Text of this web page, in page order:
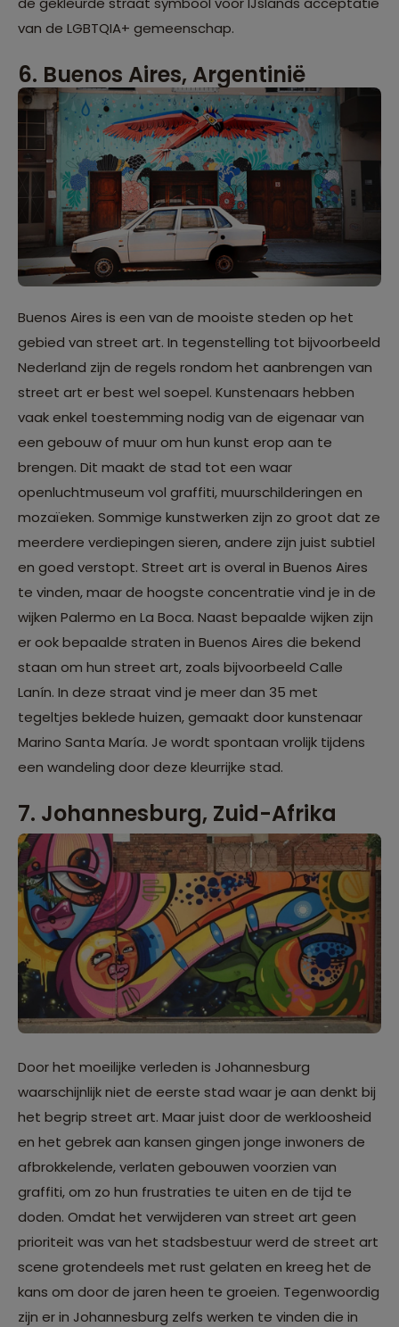
van de LGBTQIA+ gemeenschap.
6. Buenos Aires, Argentinië
Buenos Aires is een van de mooiste steden op het
gebied van street art. In tegenstelling tot bijvoorbeeld
Nederland zijn de regels rondom het aanbrengen van
street art er best wel soepel. Kunstenaars hebben
vaak enkel toestemming nodig van de eigenaar van
een gebouw of muur om hun kunst erop aan te
brengen. Dit maakt de stad tot een waar
openluchtmuseum vol graffiti, muurschilderingen en
mozaïeken. Sommige kunstwerken zijn zo groot dat ze
meerdere verdiepingen sieren, andere zijn juist subtiel
en goed verstopt. Street art is overal in Buenos Aires
te vinden, maar de hoogste concentratie vind je in de
wijken Palermo en La Boca. Naast bepaalde wijken zijn
er ook bepaalde straten in Buenos Aires die bekend
staan om hun street art, zoals bijvoorbeeld Calle
Lanín. In deze straat vind je meer dan 35 met
tegeltjes beklede huizen, gemaakt door kunstenaar
Marino Santa María. Je wordt spontaan vrolijk tijdens
een wandeling door deze kleurrijke stad.
7. Johannesburg, Zuid-Afrika
Door het moeilijke verleden is Johannesburg
waarschijnlijk niet de eerste stad waar je aan denkt bij
het begrip street art. Maar juist door de werkloosheid
en het gebrek aan kansen gingen jonge inwoners de
afbrokkelende, verlaten gebouwen voorzien van
graffiti, om zo hun frustraties te uiten en de tijd te
doden. Omdat het verwijderen van street art geen
prioriteit was van het stadsbestuur werd de street art
scene grotendeels met rust gelaten en kreeg het de
kans om door de jaren heen te groeien. Tegenwoordig
zijn er in Johannesburg zelfs werken te vinden die in